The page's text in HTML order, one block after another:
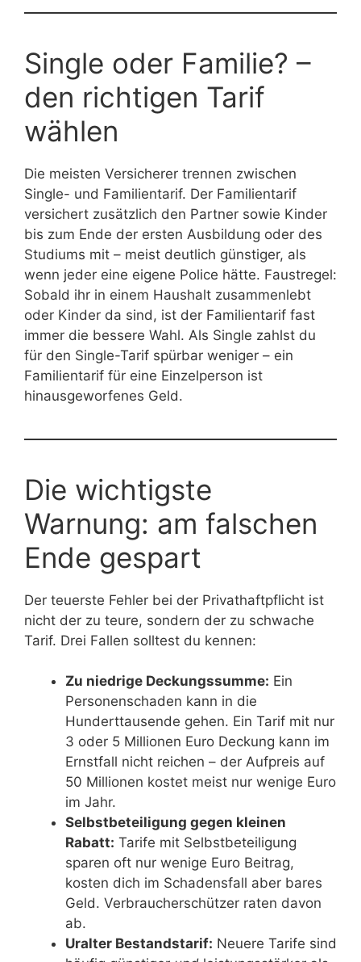
Single oder Familie? –
den richtigen Tarif
wählen
Die meisten Versicherer trennen zwischen
Single- und Familientarif. Der Familientarif
versichert zusätzlich den Partner sowie Kinder
bis zum Ende der ersten Ausbildung oder des
Studiums mit – meist deutlich günstiger, als
wenn jeder eine eigene Police hätte. Faustregel:
Sobald ihr in einem Haushalt zusammenlebt
oder Kinder da sind, ist der Familientarif fast
immer die bessere Wahl. Als Single zahlst du
für den Single-Tarif spürbar weniger – ein
Familientarif für eine Einzelperson ist
hinausgeworfenes Geld.
Die wichtigste
Warnung: am falschen
Ende gespart
Der teuerste Fehler bei der Privathaftpflicht ist
nicht der zu teure, sondern der zu schwache
Tarif. Drei Fallen solltest du kennen:
Zu niedrige Deckungssumme: Ein
Personenschaden kann in die
Hunderttausende gehen. Ein Tarif mit nur
3 oder 5 Millionen Euro Deckung kann im
Ernstfall nicht reichen – der Aufpreis auf
50 Millionen kostet meist nur wenige Euro
im Jahr.
Selbstbeteiligung gegen kleinen
Rabatt: Tarife mit Selbstbeteiligung
sparen oft nur wenige Euro Beitrag,
kosten dich im Schadensfall aber bares
Geld. Verbraucherschützer raten davon
ab.
Uralter Bestandstarif: Neuere Tarife sind